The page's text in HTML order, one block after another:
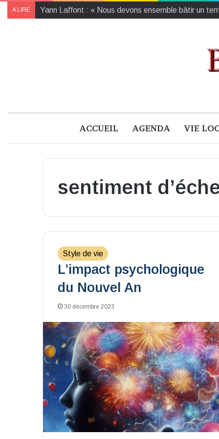
A LIRE Yann Laffont : « Nous devons ensemble bâtir un
ACCUEIL AGENDA VIE
sentiment
Style de vie
L’impact psychologique
du Nouvel An
30 décembre 2023